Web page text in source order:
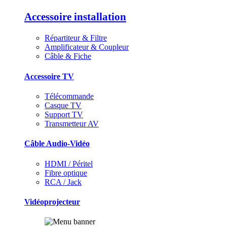
Accessoire installation
Répartiteur & Filtre
Amplificateur & Coupleur
Câble & Fiche
Accessoire TV
Télécommande
Casque TV
Support TV
Transmetteur AV
Câble Audio-Vidéo
HDMI / Péritel
Fibre optique
RCA / Jack
Vidéoprojecteur